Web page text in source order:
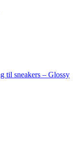
til sneakers – Glossy